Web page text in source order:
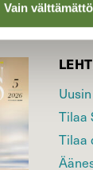
Vain
Tilaa
Tilaa